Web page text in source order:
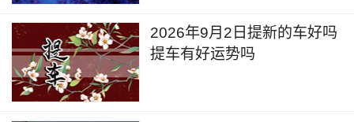
2026年9月2日提新的车好吗
提车有好运势吗